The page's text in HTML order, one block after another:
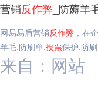
营销反作弊 _防薅羊
网易易盾营销反作弊 ，在
羊毛,防刷单,投票保护,防
来自：网站